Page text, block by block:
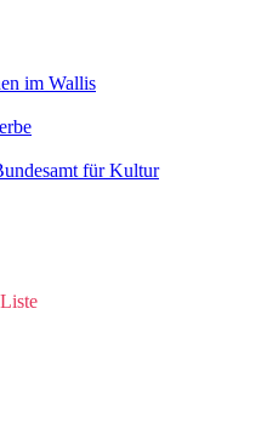
im Wallis
für Kultur